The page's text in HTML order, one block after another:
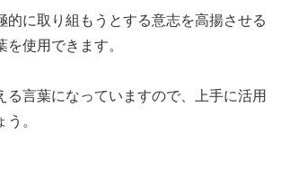
的に取り組もうとする意志を高揚させる
使用できます。
る言葉になっていますので、上手に活用
。